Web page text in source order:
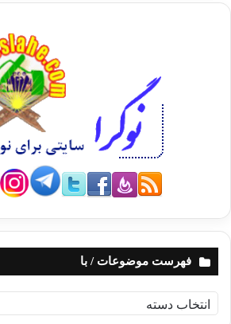
فهرست موضوعات / با
ه